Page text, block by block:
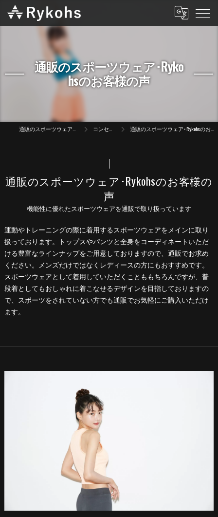
通販のスポーツウェア･Ryko
hsのお客様の声
コンセプト 通販のスポーツウェア･Rykohsのお客様の声
機能性に優れたスポーツウェアを通販で取り扱っています
通販のスポーツウェア･Rykohsのお客様の
声
運動やトレーニングの際に着用するスポーツウェアをメインに取り
扱っております。トップスやパンツと全身をコーディネートいただ
ける豊富なラインナップをご用意しておりますので、通販でお求め
ください。メンズだけではなくレディースの方にもおすすめです。
スポーツウェアとして着用していただくことももちろんですが、普
段着としてもおしゃれに着こなせるデザインを目指しておりますの
で、スポーツをされていない方でも通販でお気軽にご購入いただけ
ます。